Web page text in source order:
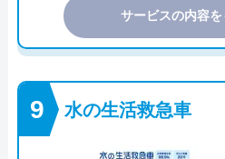
サービスの内容
水の生活救急車